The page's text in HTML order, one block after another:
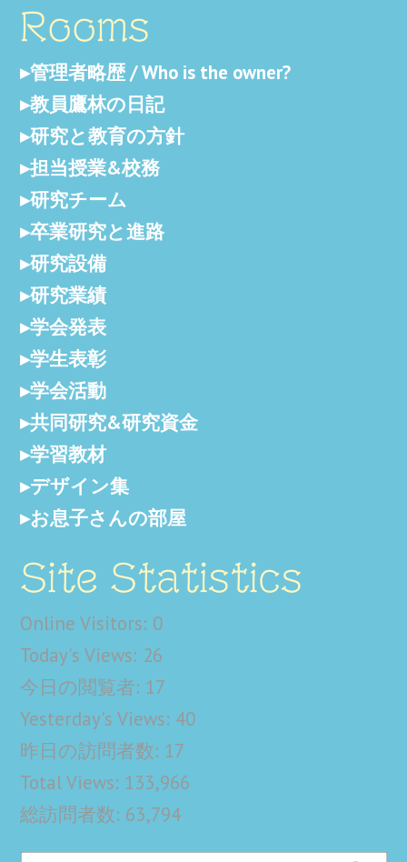
Rooms
管理者略歴 / Who is the owner?
教員鷹林の日記
研究と教育の方針
担当授業&校務
研究チーム
卒業研究と進路
研究設備
研究業績
学会発表
学生表彰
学会活動
共同研究&研究資金
学習教材
デザイン集
お息子さんの部屋
Site Statistics
Online Visitors: 0
Today's Views: 26
今日の閲覧者: 17
Yesterday's Views: 40
昨日の訪問者数: 17
Total Views: 133,966
総訪問者数: 63,794